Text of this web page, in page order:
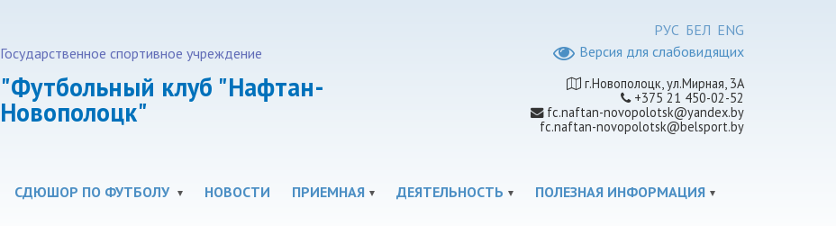
РУС БЕЛ ENG
Версия для слабовидящих
г.Новополоцк, ул.Мирная, 3A
+375 21 450-02-52
fc.naftan-novopolotsk@yandex.by
fc.naftan-novopolotsk@belsport.by
Государственное спортивное учреждение
"Футбольный клуб "Нафтан-
Новополоцк"
СДЮШОР ПО ФУТБОЛУ НОВОСТИ ПРИЕМНАЯ ДЕЯТЕЛЬНОСТЬ ПОЛЕЗНАЯ ИНФОРМАЦИЯ